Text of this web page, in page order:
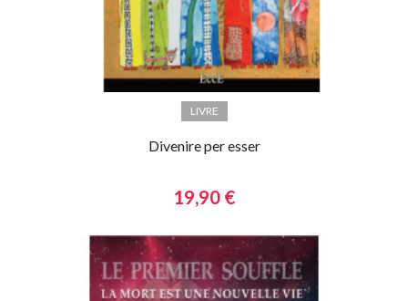
LIVRE
Divenire per esser
19,90 €